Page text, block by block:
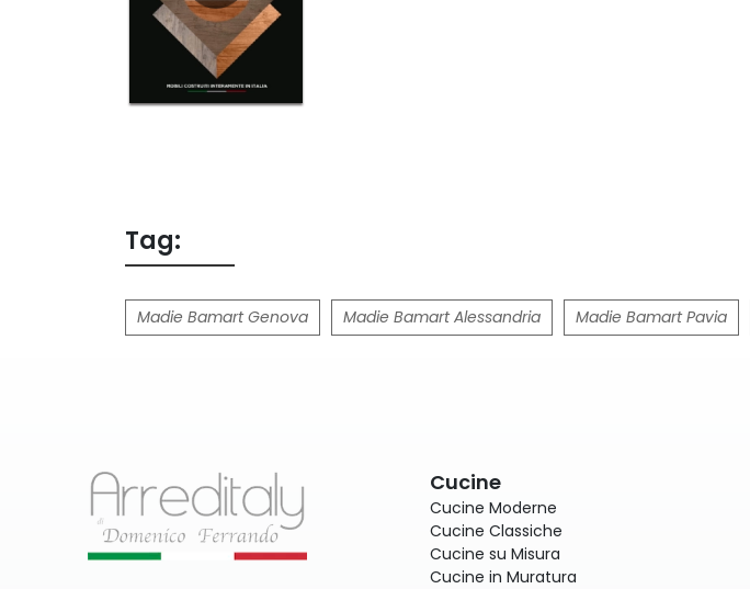
Tag:
Madie Bamart Genova Madie Bamart Alessandria Madie Bamart Pavia
Cucine
Cucine Moderne
Cucine Classiche
Cucine su Misura
Cucine in Muratura